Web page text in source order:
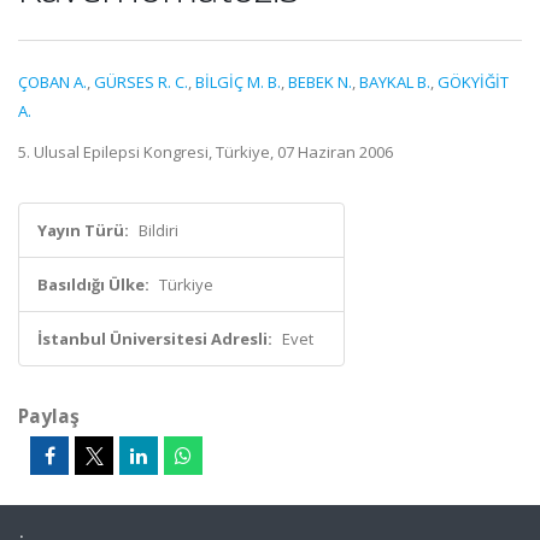
ÇOBAN A.,GÜRSES R. C.,BİLGİÇ M. B.,BEBEK N.,BAYKAL B.,GÖKYİĞİT
A.
5. Ulusal Epilepsi Kongresi, Türkiye, 07 Haziran 2006
Yayın Türü: Bildiri
Basıldığı Ülke: Türkiye
İstanbul Üniversitesi Adresli: Evet
Paylaş